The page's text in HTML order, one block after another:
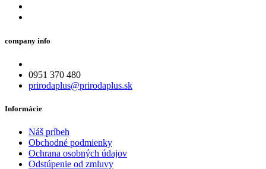
company info
0951 370 480
prirodaplus@prirodaplus.sk
Informácie
Náš príbeh
Obchodné podmienky
Ochrana osobných údajov
Odstúpenie od zmluvy